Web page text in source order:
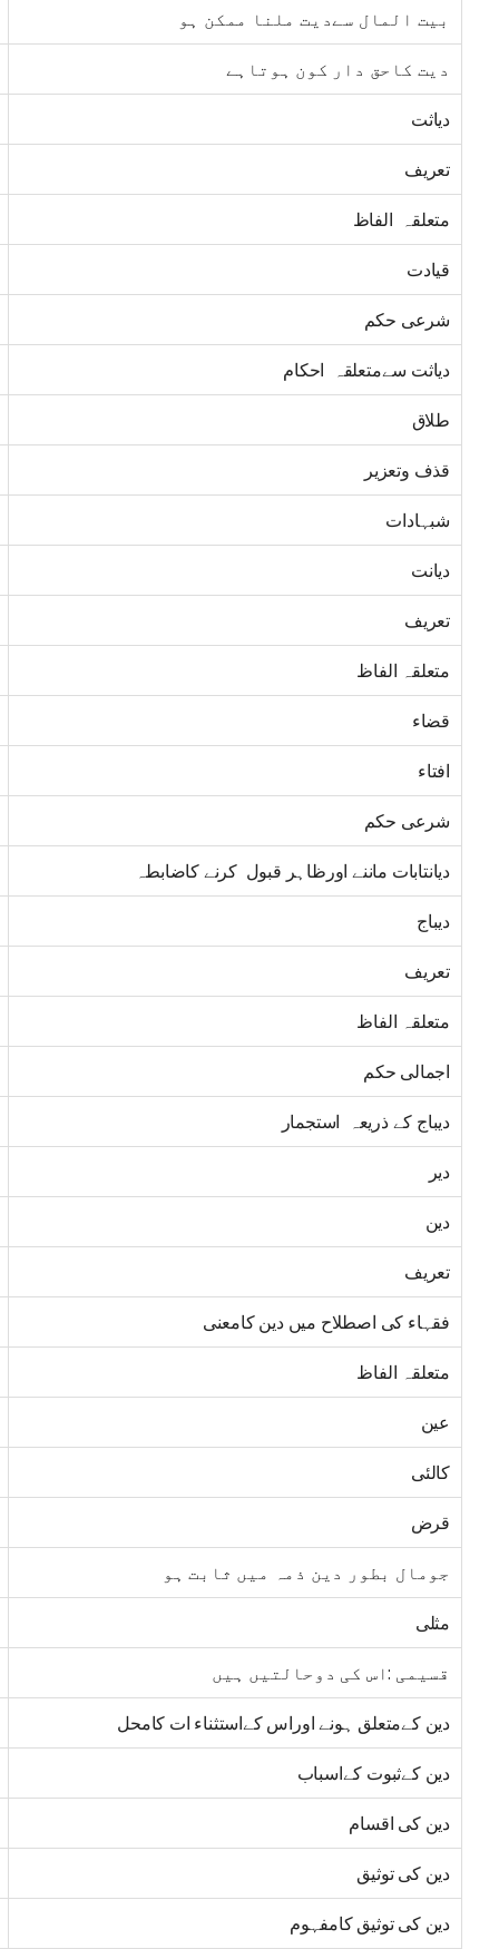
بیت المال سےدیت ملنا ممکن ہو
دیت کاحق دار کون ہوتاہے
دیاثت
تعریف
متعلقہ الفاظ
قیادت
شرعی حکم
دیاثت سےمتعلقہ احکام
طلاق
قذف وتعزیر
شبہادات
دیانت
تعریف
متعلقہ الفاظ
قضاء
افتاء
شرعی حکم
دیانتابات ماننے اورظاہر قبول کرنے کاضابطہ
دیباج
تعریف
متعلقہ الفاظ
اجمالی حکم
دیباج کے ذریعہ استجمار
دیر
دین
تعریف
فقہاء کی اصطلاح میں دین کامعنی
متعلقہ الفاظ
عین
کالئی
قرض
جومال بطور دین ذمہ میں ثابت ہو
مثلی
قسیمی :اس کی دوحالتیں ہیں
دین کےمتعلق ہونے اوراس کےاستثناء ات کامحل
دین کےثبوت کےاسباب
دین کی اقسام
دین کی توثیق
دین کی توثیق کامفہوم